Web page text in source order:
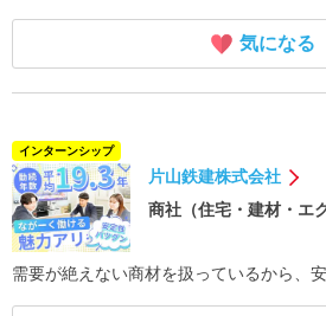
気になる
インターンシップ
片山鉄建株式会社
商社（住宅・建材・エ
需要が絶えない商材を扱っているから、